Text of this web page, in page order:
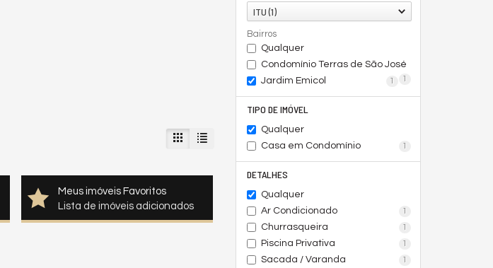
ITU (1)
Bairros
Qualquer
Condomínio Terras de São José
1
Jardim Emicol 1
TIPO DE IMÓVEL
Qualquer
Casa em Condomínio
1
DETALHES
Qualquer
Ar Condicionado
1
Churrasqueira 1
Piscina Privativa 1
Sacada / Varanda 1
Meus imóveis Favoritos
Lista de imóveis adicionados